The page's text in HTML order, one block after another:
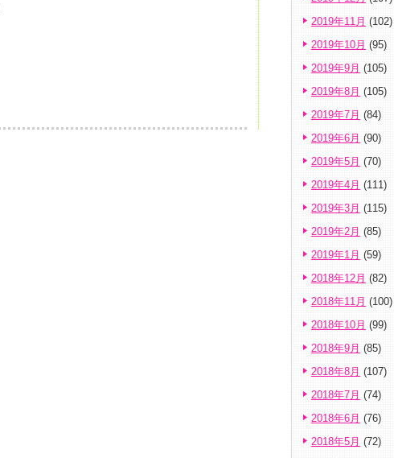
2019年11月 (102)
2019年10月 (95)
2019年9月 (105)
2019年8月 (105)
2019年7月 (84)
2019年6月 (90)
2019年5月 (70)
2019年4月 (111)
2019年3月 (115)
2019年2月 (85)
2019年1月 (59)
2018年12月 (82)
2018年11月 (100)
2018年10月 (99)
2018年9月 (85)
2018年8月 (107)
2018年7月 (74)
2018年6月 (76)
2018年5月 (72)